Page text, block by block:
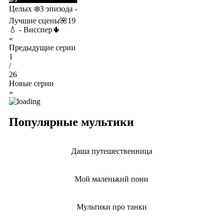
Целых ❄️3 эпизода -
Лучшие сцены🌺19
💧 - Висспер🌵
«
Предыдущие серии
1
/
26
Новые серии
»
Популярные мультики
Даша путешественница
Мой маленький пони
Мультики про танки